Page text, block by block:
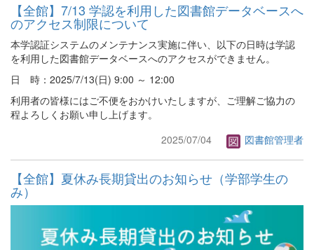
【全館】7/13 学認を利用した図書館データベースへ
のアクセス制限について
本学認証システムのメンテナンス実施に伴い、以下の日時は学認
を利用した図書館データベースへのアクセスができません。
日 時：2025/7/13(日) 9:00 ～ 12:00
利用者の皆様にはご不便をおかけいたしますが、ご理解ご協力の
程よろしくお願い申し上げます。
2025/07/04
図書館管理者
【全館】夏休み長期貸出のお知らせ（学部学生の
み）